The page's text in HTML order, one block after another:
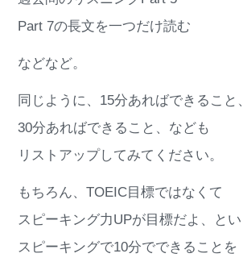
Part 7の長文を一つだけ読む
などなど。
同じように、15分あればできること、
30分あればできること、なども
リストアップしてみてください。
もちろん、TOEIC目標ではなくて
スピーキング力UPが目標だよ、と
スピーキングで10分でできることを